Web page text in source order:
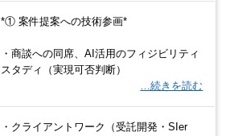
*① 案件提案への技術参画*
・商談への同席、AI活用のフィジビリティ
スタディ（実現可否判断）
…続きを読む
・クライアントワーク（受託開発・SIer